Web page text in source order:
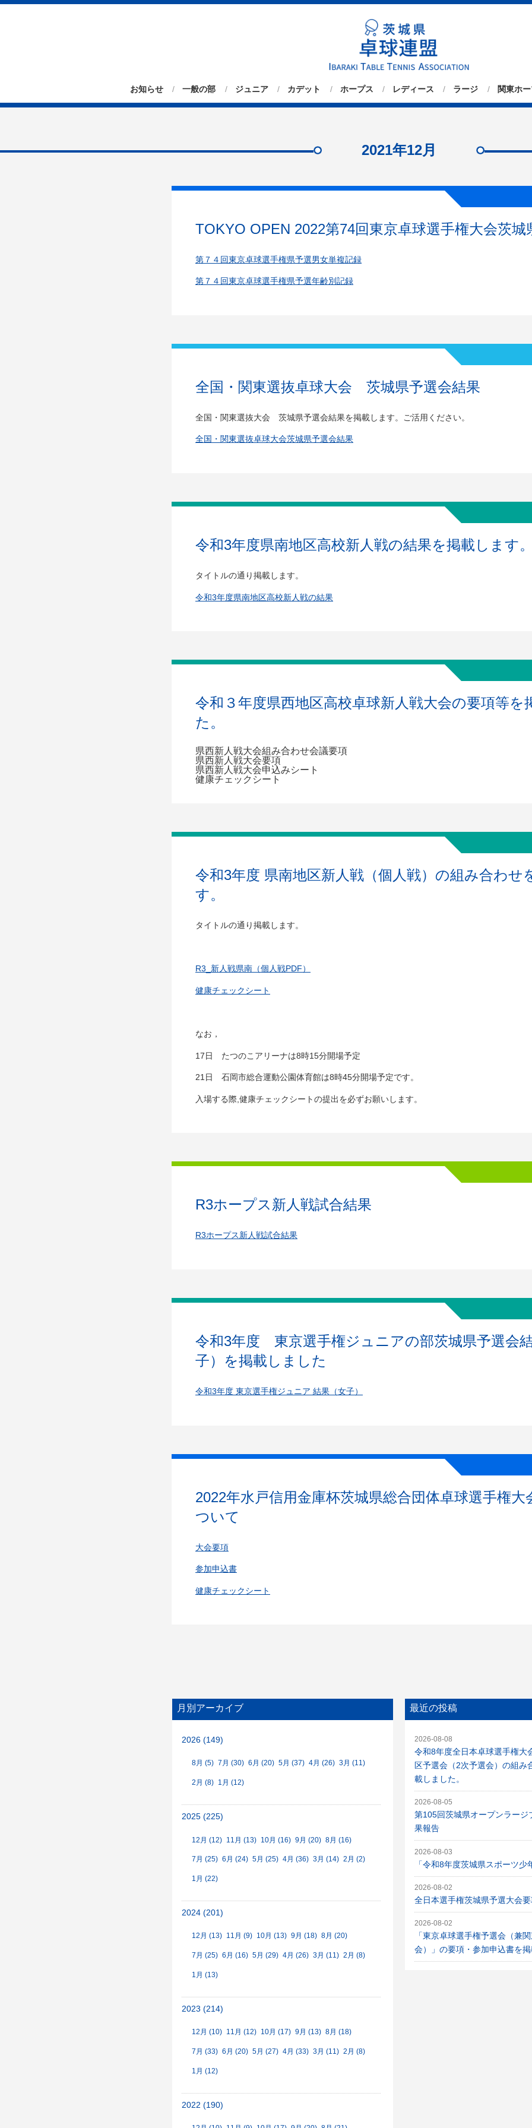
お知らせ 一般の部 ジュニア カデット ホープス レディース ラージ 関東ホ
2021年12月
TOKYO OPEN 2022第74回東京卓球選手権大会茨城
第７４回東京卓球選手権県予選男女単複記録
第７４回東京卓球選手権県予選年齢別記録
全国・関東選抜卓球大会 茨城県予選会結果
全国・関東選抜大会 茨城県予選会結果を掲載します。ご活用ください。
全国・関東選抜卓球大会茨城県予選会結果
令和3年度県南地区高校新人戦の結果を掲載します。
タイトルの通り掲載します。
令和3年度県南地区高校新人戦の結果
令和３年度県西地区高校卓球新人戦大会の要項等を
た。
県西新人戦大会組み合わせ会議要項
県西新人戦大会要項
県西新人戦大会申込みシート
健康チェックシート
令和3年度 県南地区新人戦（個人戦）の組み合わせ
す。
タイトルの通り掲載します。
R3_新人戦県南（個人戦PDF）
健康チェックシート
なお，
17日 たつのこアリーナは8時15分開場予定
21日 石岡市総合運動公園体育館は8時45分開場予定です。
入場する際,健康チェックシートの提出を必ずお願いします。
R3ホープス新人戦試合結果
R3ホープス新人戦試合結果
令和3年度 東京選手権ジュニアの部茨城県予選会
子）を掲載しました
令和3年度 東京選手権ジュニア 結果（女子）
2022年水戸信用金庫杯茨城県総合団体卓球選手権大
ついて
大会要項
参加申込書
健康チェックシート
月別アーカイブ
2026 (149)
8月 (5) 7月 (30) 6月 (20) 5月 (37) 4月 (26) 3月 (11)
2月 (8) 1月 (12)
2025 (225)
12月 (12) 11月 (13) 10月 (16) 9月 (20) 8月 (16)
7月 (25) 6月 (24) 5月 (25) 4月 (36) 3月 (14) 2月 (2)
1月 (22)
2024 (201)
12月 (13) 11月 (9) 10月 (13) 9月 (18) 8月 (20)
7月 (25) 6月 (16) 5月 (29) 4月 (26) 3月 (11) 2月 (8)
1月 (13)
2023 (214)
12月 (10) 11月 (12) 10月 (17) 9月 (13) 8月 (18)
7月 (33) 6月 (20) 5月 (27) 4月 (33) 3月 (11) 2月 (8)
1月 (12)
2022 (190)
最近の投稿
2026-08-08
令和8年度全日本卓球選手権大
区予選会（2次予選会）の組み
載しました。
2026-08-05
第105回茨城県オープンラージ
果報告
2026-08-03
「令和8年度茨城県スポーツ
2026-08-02
全日本選手権茨城県予選大会要
2026-08-02
「東京卓球選手権予選会（兼
会）」の要項・参加申込書を掲